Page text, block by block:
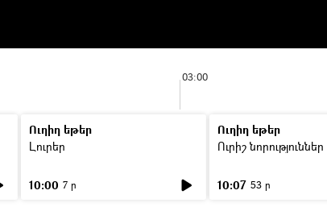
03:00
Ուղիղ եթեր
Լուրեր
10:00 7 ր
Ուղիղ եթեր
Ուրիշ նորություններ
10:07 53 ր